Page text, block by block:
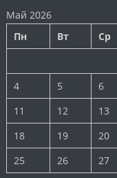
Май 2026
Пн
Вт Ср
4
5 6
11
12 13
18
19 20
25
26 27